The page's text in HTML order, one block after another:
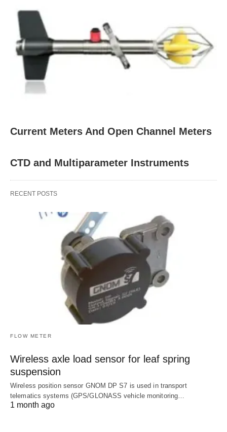
Current Meters And Open Channel Meters
CTD and Multiparameter Instruments
RECENT POSTS
FLOW METER
Wireless axle load sensor for leaf spring
suspension
Wireless position sensor GNOM DP S7 is used in transport
telematics systems (GPS/GLONASS vehicle monitoring…
1 month ago